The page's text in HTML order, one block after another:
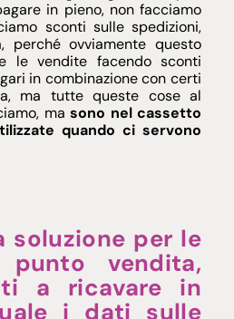
in pieno, non facciamo
sconti sulle spedizioni,
perché ovviamente questo
le vendite facendo sconti
in combinazione con certi
ma tutte queste cose al
masono nel cassetto
quando ci servono
soluzione per le
vendita,
a ricavare in
i dati sulle